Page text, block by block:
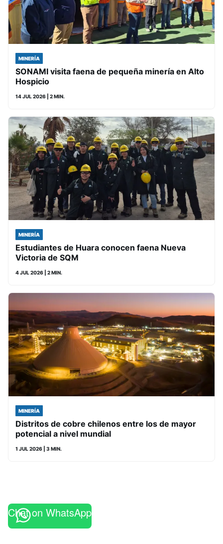
MINERÍA
SONAMI visita faena de pequeña minería en Alto
Hospicio
14 JUL 2026 | 2 MIN.
MINERÍA
Estudiantes de Huara conocen faena Nueva
Victoria de SQM
4 JUL 2026 | 2 MIN.
MINERÍA
Distritos de cobre chilenos entre los de mayor
potencial a nivel mundial
1 JUL 2026 | 3 MIN.
Chat on WhatsApp